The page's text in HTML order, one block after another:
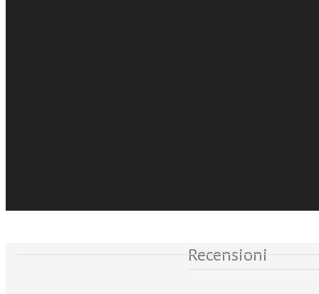
Recensioni